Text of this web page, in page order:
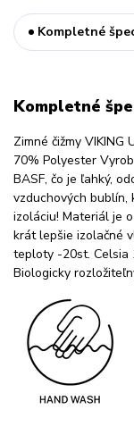
Kompletné
Kompletné
Zimné čižmy
70% Polyester
BASF, čo je ľahký,
vzduchových bublín,
izoláciu! Materiál je
krát lepšie izolačné
teploty -20st. Celsia
Biologicky